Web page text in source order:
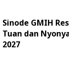
Sinode GMIH
Tuan dan
2027